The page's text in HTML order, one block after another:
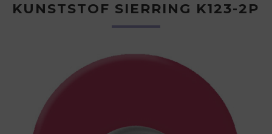
KUNSTSTOF SIERRING K123-2P